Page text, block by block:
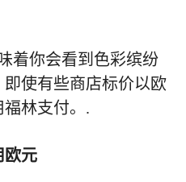
着你会看到色彩缤纷
使有些商店标价以欧
林支付。.
欧元